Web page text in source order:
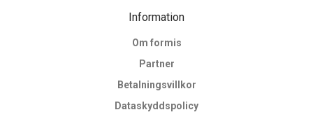
Information
Om formis
Partner
Betalningsvillkor
Dataskyddspolicy